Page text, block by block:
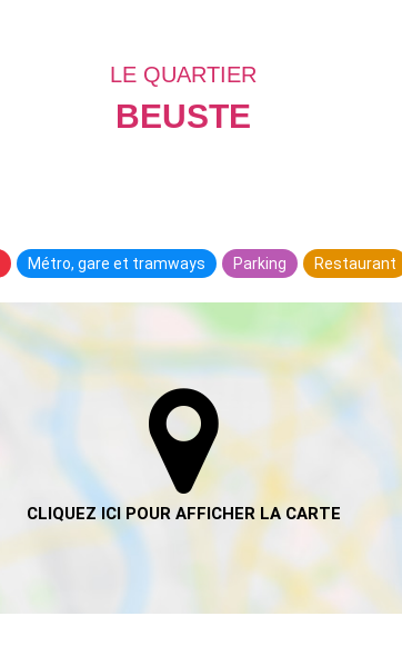
LE QUARTIER
BEUSTE
Métro, gare et tramways Parking Restaurant